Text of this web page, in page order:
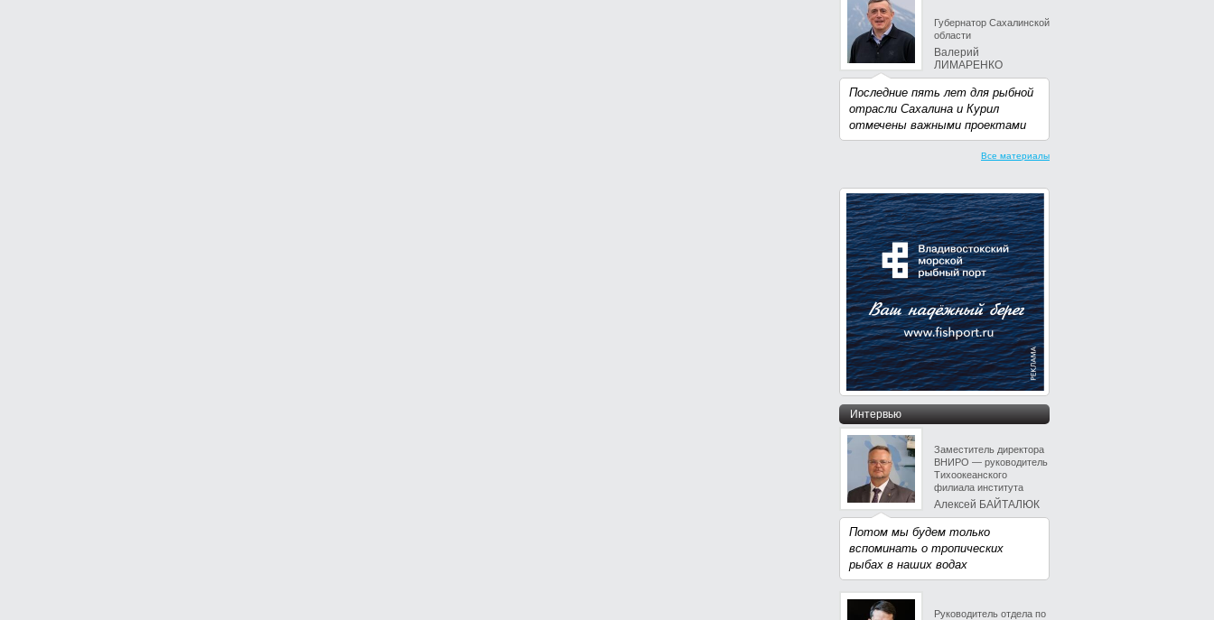
Губернатор Сахалинской
области
Валерий
ЛИМАРЕНКО
Последние пять лет для рыбной
отрасли Сахалина и Курил
отмечены важными проектами
Все материалы
Интервью
Заместитель директора
ВНИРО — руководитель
Тихоокеанского
филиала института
Алексей БАЙТАЛЮК
Потом мы будем только
вспоминать о тропических
рыбах в наших водах
Руководитель отдела по